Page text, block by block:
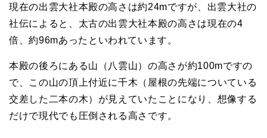
現在の出雲大社本殿の高さは約24mですが、出雲大社の
社伝によると、太古の出 雲大社本殿の高さは現在の4
倍、約96mあったといわれています。
本殿の後ろにある山（八雲山）の高さが約100mですの
で、この山の頂上付近に千木 （屋根の先端についている
交差した二本の木）が見えていたことになり、 想像する
だけで現代でも圧倒される高さです。